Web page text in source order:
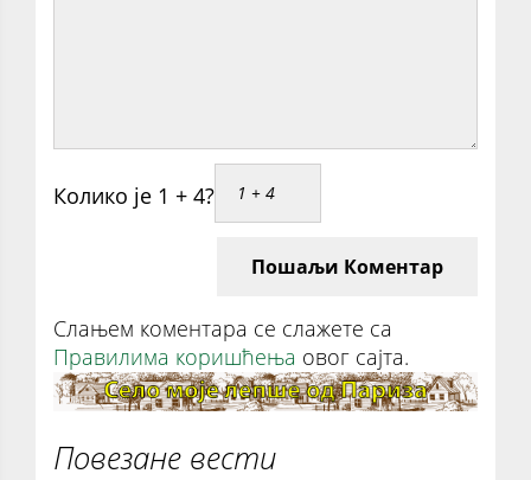
Колико је 1 + 4?
Пошаљи Коментар
Слањем коментара се слажете са
Правилима коришћења овог сајта.
Повезане вести